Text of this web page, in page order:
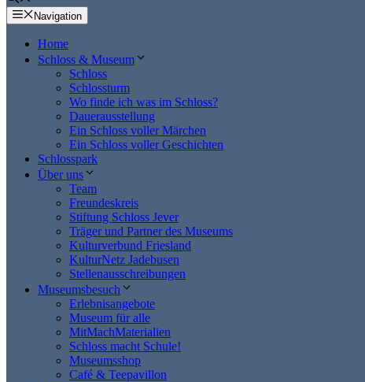
Navigation
Home
Schloss & Museum
Schloss
Schlossturm
Wo finde ich was im Schloss?
Dauerausstellung
Ein Schloss voller Märchen
Ein Schloss voller Geschichten
Schlosspark
Über uns
Team
Freundeskreis
Stiftung Schloss Jever
Träger und Partner des Museums
Kulturverbund Friesland
KulturNetz Jadebusen
Stellenausschreibungen
Museumsbesuch
Erlebnisangebote
Museum für alle
MitMachMaterialien
Schloss macht Schule!
Museumsshop
Café & Teepavillon